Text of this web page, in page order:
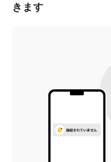
きます